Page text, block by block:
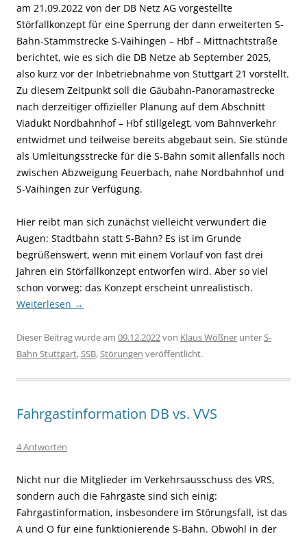
am 21.09.2022 von der DB Netz AG vorgestellte
Störfallkonzept für eine Sperrung der dann erweiterten S-
Bahn-Stammstrecke S-Vaihingen – Hbf – Mittnachtstraße
berichtet, wie es sich die DB Netze ab September 2025,
also kurz vor der Inbetriebnahme von Stuttgart 21 vorstellt.
Zu diesem Zeitpunkt soll die Gäubahn-Panoramastrecke
nach derzeitiger offizieller Planung auf dem Abschnitt
Viadukt Nordbahnhof – Hbf stillgelegt, vom Bahnverkehr
entwidmet und teilweise bereits abgebaut sein. Sie stünde
als Umleitungsstrecke für die S-Bahn somit allenfalls noch
zwischen Abzweigung Feuerbach, nahe Nordbahnhof und
S-Vaihingen zur Verfügung.
Hier reibt man sich zunächst vielleicht verwundert die
Augen: Stadtbahn statt S-Bahn? Es ist im Grunde
begrüßenswert, wenn mit einem Vorlauf von fast drei
Jahren ein Störfallkonzept entworfen wird. Aber so viel
schon vorweg: das Konzept erscheint unrealistisch.
Weiterlesen →
Dieser Beitrag wurde am 09.12.2022von Klaus Wößner unterS-
Bahn Stuttgart,SSB,Störungen veröffentlicht.
Fahrgastinformation DB vs. VVS
4 Antworten
Nicht nur die Mitglieder im Verkehrsausschuss des VRS,
sondern auch die Fahrgäste sind sich einig:
Fahrgastinformation, insbesondere im Störungsfall, ist das
A und O für eine funktionierende S-Bahn. Obwohl in der